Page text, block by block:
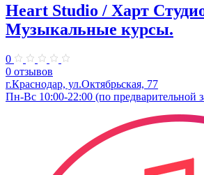
Heart Studio / Харт
Музыкальные курсы.
0
0 отзывов
г.Краснодар, ул.Октябрьская, 77
Пн-Вс 10:00-22:00 (по предварительной